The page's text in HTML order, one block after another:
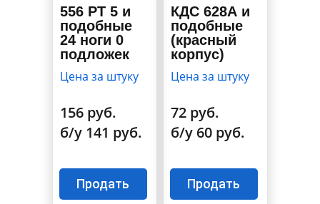
556 РТ 5 и
подобные
24 ноги 0
подложек
Цена за штуку
156 руб.
б/у 141 руб.
Продать
КДС 628А и
подобные
(красный
корпус)
Цена за штуку
72 руб.
б/у 60 руб.
Продать